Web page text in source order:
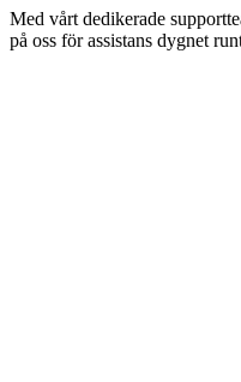
Med vårt dedikerade
på oss för assistans dygnet